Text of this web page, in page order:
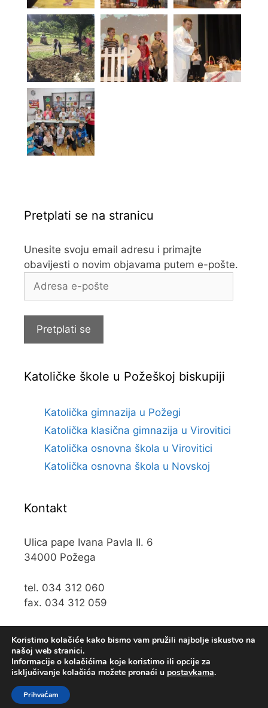
Pretplati se na stranicu
Unesite svoju email adresu i primajte
obavijesti o novim objavama putem e-pošte.
e-
Pretplati se
Katoličke škole u Požeškoj biskupiji
Katolička gimnazija u Požegi
Katolička klasična gimnazija u Virovitici
Katolička osnovna škola u Virovitici
Katolička osnovna škola u Novskoj
Kontakt
Ulica pape Ivana Pavla II. 6
34000 Požega
tel. 034 312 060
fax. 034 312 059
Koristimo kolačiće kako bismo vam pružili najbolje iskustvo na
našoj web stranici.
Informacije o kolačićima koje koristimo ili opcije za
isključivanje kolačića možete pronaći u postavkama.
Prihvaćam